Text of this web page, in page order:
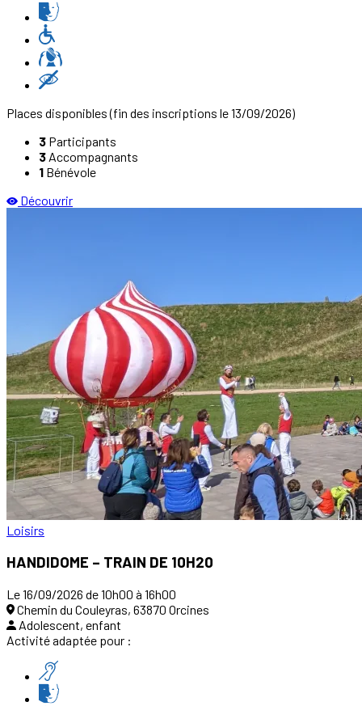
Places disponibles(fin des inscriptions le 13/09/2026)
3 Participants
3 Accompagnants
1 Bénévole
Découvrir
Loisirs
HANDIDOME – TRAIN DE 10H20
Le 16/09/2026 de 10h00 à 16h00
Chemin du Couleyras, 63870 Orcines
Adolescent, enfant
Activité adaptée pour :